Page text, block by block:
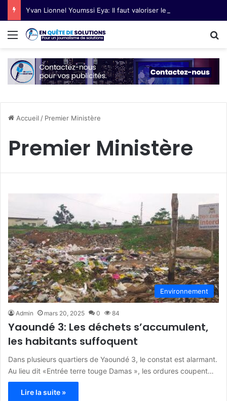
Menu
Accueil / Premier Ministère
Premier Ministère
Environnement
Admin mars 20, 2025 0 84
Yaoundé 3: Les déchets s’accumulent,
les habitants suffoquent
Dans plusieurs quartiers de Yaoundé 3, le constat est alarmant.
Au lieu dit «Entrée terre touge Damas », les ordures coupent…
Lire la suite »